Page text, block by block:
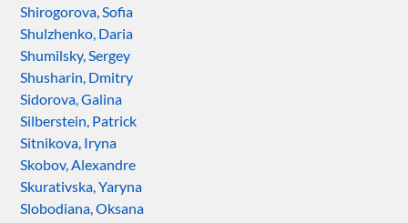
Shirogorova, Sofia
Shulzhenko, Daria
Shumilsky, Sergey
Shusharin, Dmitry
Sidorova, Galina
Silberstein, Patrick
Sitnikova, Iryna
Skobov, Alexandre
Skurativska, Yaryna
Slobodiana, Oksana